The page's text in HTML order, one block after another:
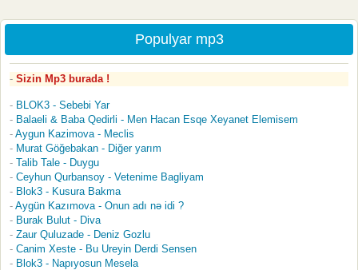
Populyar mp3
Sizin Mp3 burada !
BLOK3 - Sebebi Yar
Balaeli & Baba Qedirli - Men Hacan Esqe Xeyanet Elemisem
Aygun Kazimova - Meclis
Murat Göğebakan - Diğer yarım
Talib Tale - Duygu
Ceyhun Qurbansoy - Vetenime Bagliyam
Blok3 - Kusura Bakma
Aygün Kazımova - Onun adı nə idi ?
Burak Bulut - Diva
Zaur Quluzade - Deniz Gozlu
Canim Xeste - Bu Ureyin Derdi Sensen
Blok3 - Napıyosun Mesela